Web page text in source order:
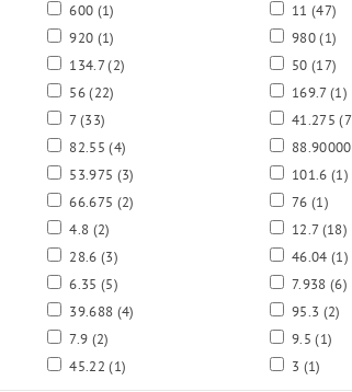
600 (1) 11(47)
920 (1) 980(1)
134.7(2) 50(17)
56(22) 169.7(1)
7(33) 41.275
82.55(4)
53.975 (3) 101.6(1)
66.675 (2) 76(1)
4.8 (2) 12.7(18)
28.6 (3) 46.04(1)
6.35 (5) 7.938(6)
39.688 (4) 95.3 (2)
7.9 (2) 9.5(1)
45.22(1) 3 (1)